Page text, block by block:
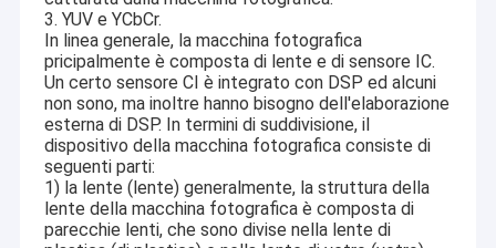
3. YUV e YCbCr.
In linea generale, la macchina fotografica
pricipalmente è composta di lente e di sensore IC.
Un certo sensore CI è integrato con DSP ed alcuni
non sono, ma inoltre hanno bisogno dell'elaborazione
esterna di DSP. In termini di suddivisione, il
dispositivo della macchina fotografica consiste di
seguenti parti:
1) la lente (lente) generalmente, la struttura della
lente della macchina fotografica è composta di
parecchie lenti, che sono divise nella lente di